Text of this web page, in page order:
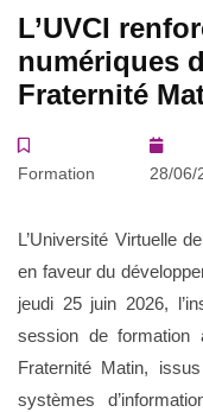
L’UVCI
numériques
Fraternité
Formation
28/06/
L’Université Virtuelle
en faveur du
jeudi 25 juin 2026,
session de formation
Fraternité Matin,
systèmes